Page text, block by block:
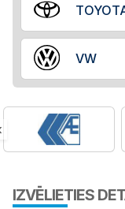
VW
IZVĒLIETIES